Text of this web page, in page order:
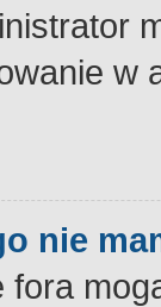
w
nie
fora